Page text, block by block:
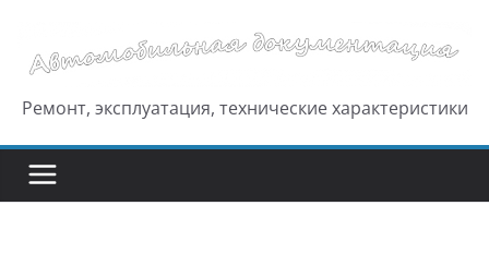
содержимому
Ремонт, эксплуатация, технические характеристики